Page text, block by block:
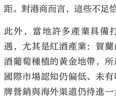
距。對港商而言，這些不足
此外，當地許多產業具備
遇，尤其是紅酒產業：賀
酒葡萄種植的黃金地帶，
國際市場認知仍偏低、未
牌營銷與海外渠道仍待進